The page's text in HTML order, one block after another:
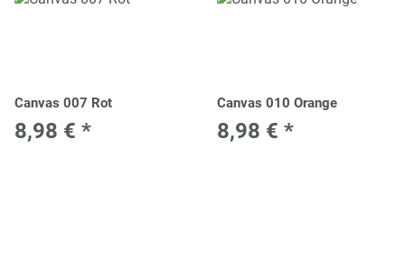
Canvas 007 Rot
8,98 € *
Canvas 010 Orange
8,98 € *